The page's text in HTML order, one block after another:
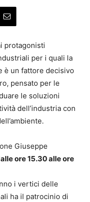
protagonisti
per i quali la
è un fattore decisivo
pensato per le
le soluzioni
dell’industria con
Giuseppe
ore 15.30 alle ore
i vertici delle
ha il patrocinio di